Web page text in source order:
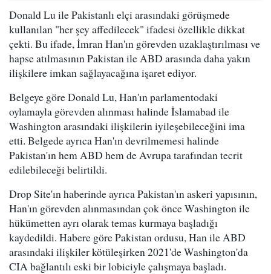
Donald Lu ile Pakistanlı elçi arasındaki görüşmede
kullanılan "her şey affedilecek" ifadesi özellikle dikkat
çekti. Bu ifade, İmran Han'ın görevden uzaklaştırılması ve
hapse atılmasının Pakistan ile ABD arasında daha yakın
ilişkilere imkan sağlayacağına işaret ediyor.
Belgeye göre Donald Lu, Han'ın parlamentodaki
oylamayla görevden alınması halinde İslamabad ile
Washington arasındaki ilişkilerin iyileşebileceğini ima
etti. Belgede ayrıca Han'ın devrilmemesi halinde
Pakistan'ın hem ABD hem de Avrupa tarafından tecrit
edilebileceği belirtildi.
Drop Site'ın haberinde ayrıca Pakistan'ın askeri yapısının,
Han'ın görevden alınmasından çok önce Washington ile
hükümetten ayrı olarak temas kurmaya başladığı
kaydedildi. Habere göre Pakistan ordusu, Han ile ABD
arasındaki ilişkiler kötüleşirken 2021'de Washington'da
CIA bağlantılı eski bir lobiciyle çalışmaya başladı.